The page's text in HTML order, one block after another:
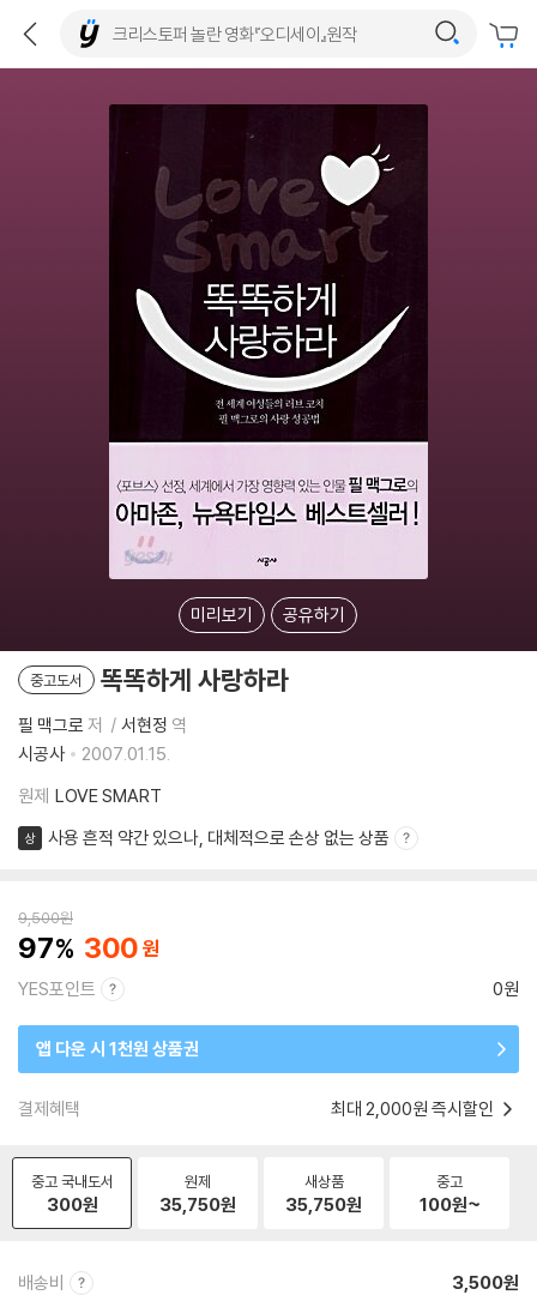
미리보기 공유하기
중고도서 똑똑하게 사랑하라
필 맥그로 저 서현정 역
시공사
2007.01.15.
원제 LOVE SMART
상 사용 흔적 약간 있으나, 대체적으로 손상 없는 상품
9,500원
97 300
YES포인트 0원
앱 다운 시 1천원 상품권
결제혜택 최대 2,000원 즉시할인
중고 국내도서
300원
원제
35,750원
새상품
35,750원
중고
100원~
배송비 3,500원